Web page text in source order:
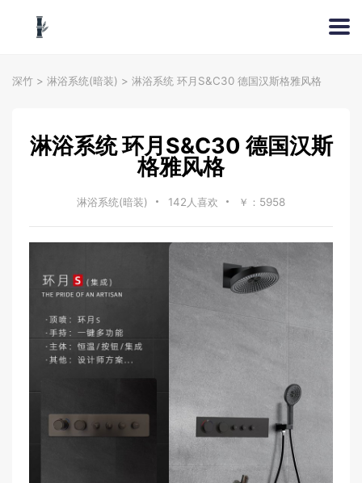
深竹 > 淋浴系统(暗装) > 淋浴系统 环月S&C30 德国汉斯格雅风格
淋浴系统 环月S&C30 德国汉斯
格雅风格
淋浴系统(暗装) 142人喜欢 ￥：5958